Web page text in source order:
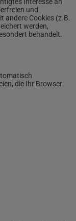
und
andere Cookies (z.B.
werden,
behandelt.
die Ihr Browser